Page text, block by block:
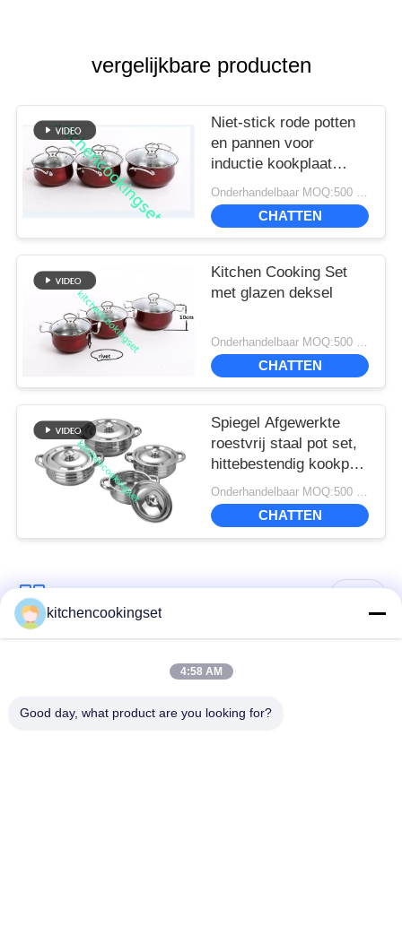
sweet spot makes all the difference. No more eye
taking the time to set it up properly!""The Pico 4's
visual clarity is fantastic once you dial in the IPD
correctly. The manual adjustment is smooth, and
finding that sweet spot makes all the difference.
No more eye strain during long sessions. Highly
recommend taking the time to set it up
properly!""The Pico 4's visual clarity is fantastic
once you dial in the IPD correctly. The manual
adjustment is smooth, and finding that sweet spot
makes all the difference. No more eye strain
during long sessions. Highly r
vergelijkbare producten
Niet-stick rode potten
en pannen voor
inductie kookplaat
Professionele elegante
ontwerp
CHATTEN
Kitchen Cooking Set
met glazen deksel
Onderhandelbaar MOQ:500 sets
CHATTEN
Spiegel Afgewerkte
roestvrij staal pot set,
hittebestendig kookpan
set
Onderhandelbaar MOQ:500 sets
CHATTEN
populaire categorieën
Antiaanbak kookgerei
kitchencookingset
4:58 AM
Good day, what product are you looking for?